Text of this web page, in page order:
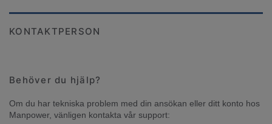
KONTAKTPERSON
Behöver du hjälp?
Om du har tekniska problem med din ansökan eller ditt konto hos
Manpower, vänligen kontakta vår support: